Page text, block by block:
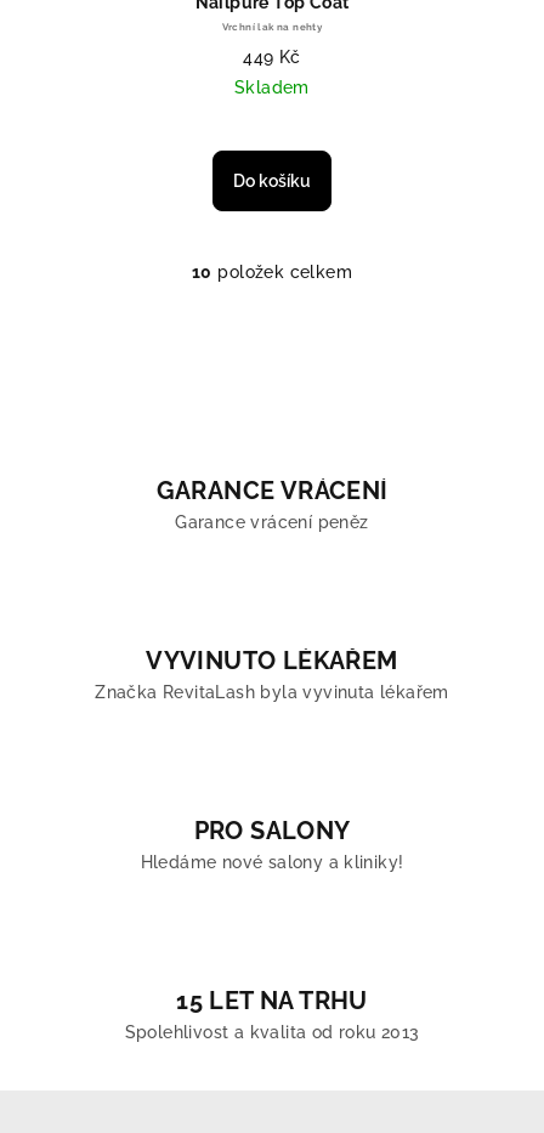
Vrchní lak na nehty
449 Kč
Skladem
Do košíku
Ovládací prvky výpisu
10 položek celkem
GARANCE VRÁCENÍ
Garance vrácení peněz
VYVINUTO LÉKAŘEM
Značka RevitaLash byla vyvinuta lékařem
PRO SALONY
Hledáme nové salony a kliniky!
15 LET NA TRHU
Spolehlivost a kvalita od roku 2013